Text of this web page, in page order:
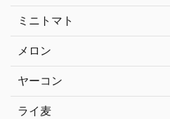
ミニトマト
メロン
ヤーコン
ライ麦